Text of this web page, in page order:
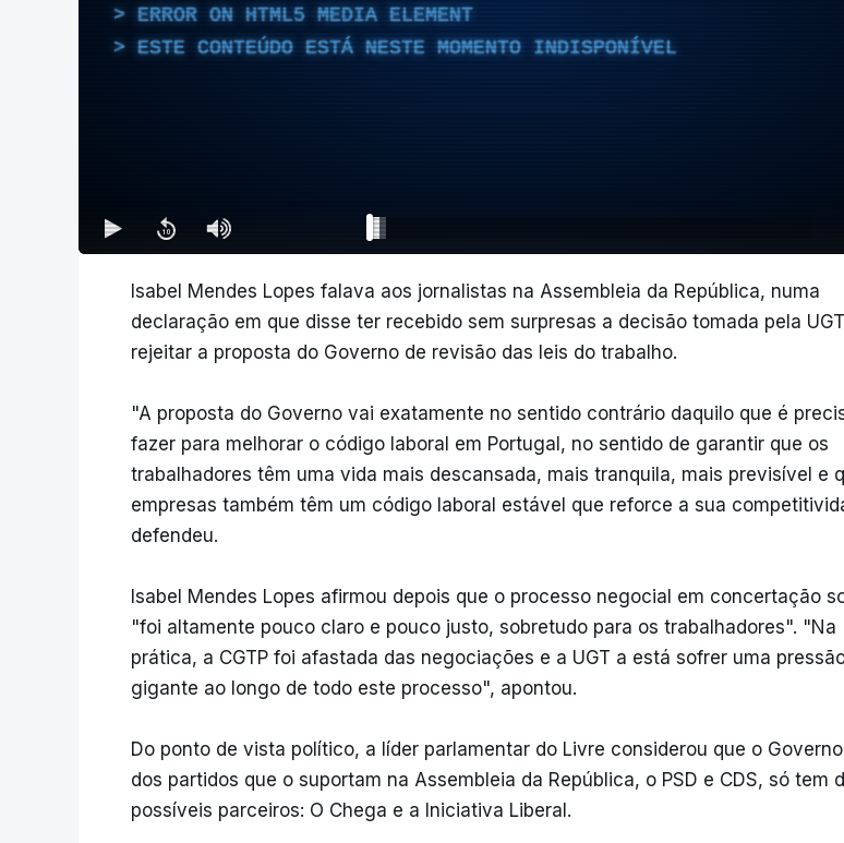
ERROR ON HTML5 MEDIA ELEMENT
ESTE CONTEÚDO ESTÁ NESTE MOMENTO INDISPONÍVEL
Isabel Mendes Lopes falava aos jornalistas na Assembleia da República, numa
declaração em que disse ter recebido sem surpresas a decisão tomada pela
rejeitar a proposta do Governo de revisão das leis do trabalho.
"A proposta do Governo vai exatamente no sentido contrário daquilo que é
fazer para melhorar o código laboral em Portugal, no sentido de garantir que os
trabalhadores têm uma vida mais descansada, mais tranquila, mais previsível e
empresas também têm um código laboral estável que reforce a sua
defendeu.
Isabel Mendes Lopes afirmou depois que o processo negocial em concertação
"foi altamente pouco claro e pouco justo, sobretudo para os trabalhadores". "Na
prática, a CGTP foi afastada das negociações e a UGT a está sofrer uma
gigante ao longo de todo este processo", apontou.
Do ponto de vista político, a líder parlamentar do Livre considerou que o
dos partidos que o suportam na Assembleia da República, o PSD e CDS, só tem
possíveis parceiros: O Chega e a Iniciativa Liberal.